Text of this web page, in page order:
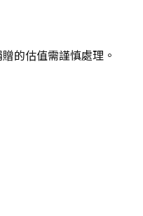
的估值需謹慎處理。